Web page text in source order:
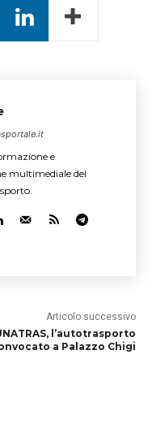
e
multimediale del
Articolo successivo
l’autotrasporto
a Palazzo Chigi